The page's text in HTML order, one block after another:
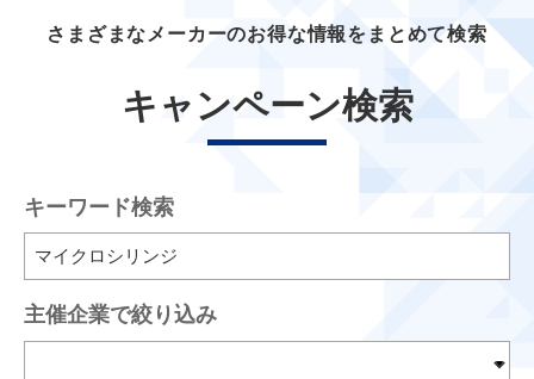
さまざまなメーカーのお得な情報をまとめて検索
キャンペーン検索
キーワード検索
主催企業で絞り込み